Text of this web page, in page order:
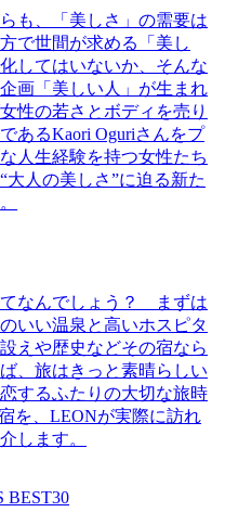
も、「美しさ」の需要は
で世間が求める「美し
してはいないか、そんな
画「美しい人」が生まれ
性の若さとボディを売り
あるKaori Oguriさんをプ
人生経験を持つ女性たち
人の美しさ”に迫る新た
なんでしょう？ まずは
いい温泉と高いホスピタ
えや歴史などその宿なら
、旅はきっと素晴らしい
するふたりの大切な旅時
を、LEONが実際に訪れ
します。
BEST30